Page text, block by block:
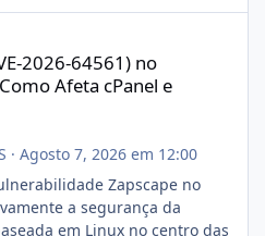
2026-64561) no
Afeta cPanel e
· Agosto 7, 2026 em 12:00
Zapscape no
a segurança da
em Linux no centro das